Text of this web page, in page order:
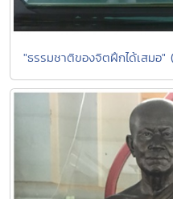
"ธรรมชาติของจิตฝึกได้เสมอ"